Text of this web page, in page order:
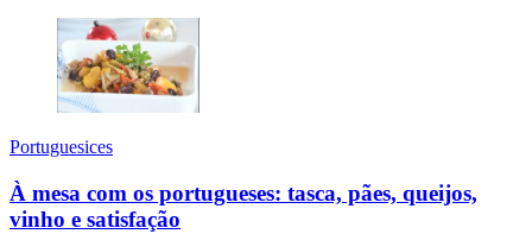
Portuguesices
À mesa com os portugueses: tasca, pães, queijos,
vinho e satisfação